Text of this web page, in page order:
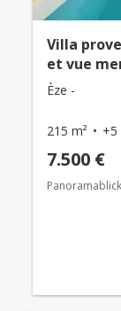
Villa
et vue
Èze -
215 m² +5
7.500 €
Panoramablick